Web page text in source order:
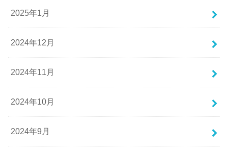
2025年1月
2024年12月
2024年11月
2024年10月
2024年9月